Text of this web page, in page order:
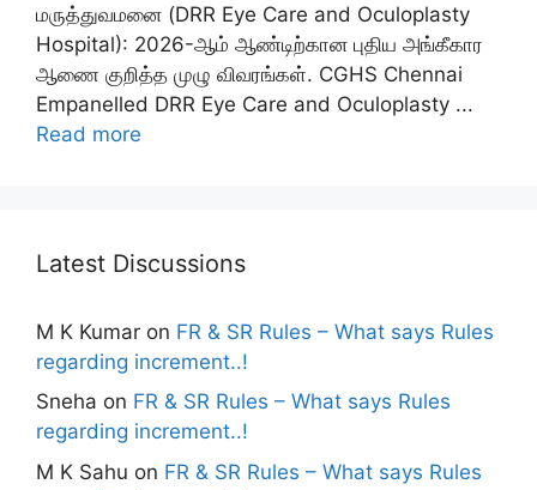
மருத்துவமனை (DRR Eye Care and Oculoplasty
Hospital): 2026-ஆம் ஆண்டிற்கான புதிய அங்கீகார
ஆணை குறித்த முழு விவரங்கள். CGHS Chennai
Empanelled DRR Eye Care and Oculoplasty ...
Read more
Latest Discussions
M K Kumar on FR & SR Rules – What says Rules
regarding increment..!
Sneha on FR & SR Rules – What says Rules
regarding increment..!
M K Sahu on FR & SR Rules – What says Rules